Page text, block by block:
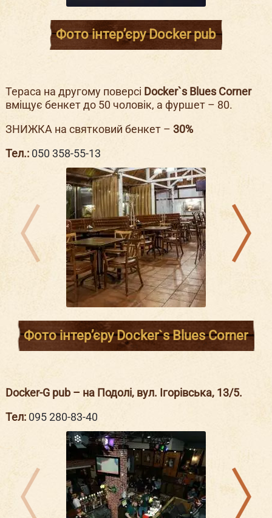
Фото інтер’єру Docker pub
Тераса на другому поверсі Docker`s Blues Corner
вміщує бенкет до 50 чоловік, а фуршет – 80.
ЗНИЖКА на святковий бенкет – 30%
Тел.: 050 358-55-13
Фото інтер’єру Docker`s Blues Corner
Docker-G pub – на Подолі, вул. Ігорівська, 13/5.
Тел: 095 280-83-40